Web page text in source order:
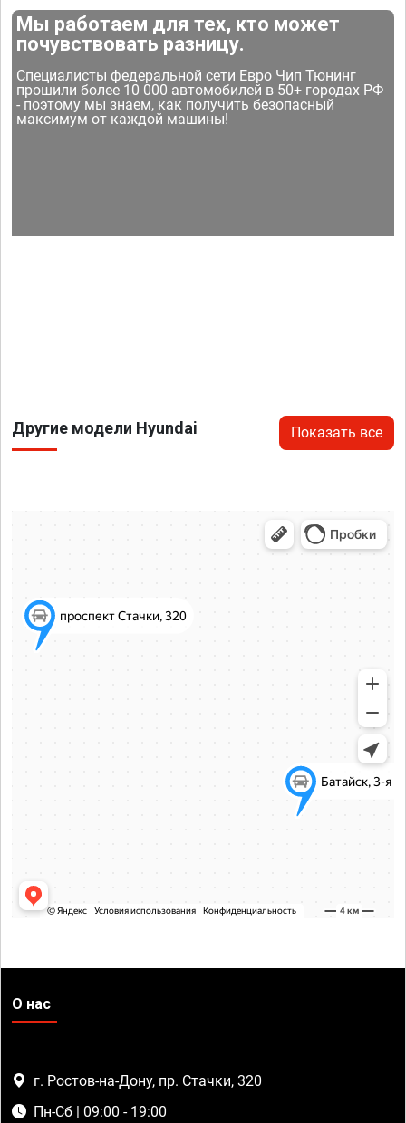
Мы работаем для тех, кто может
почувствовать разницу.
Специалисты федеральной сети Евро Чип Тюнинг
прошили более 10 000 автомобилей в 50+ городах РФ
- поэтому мы знаем, как получить безопасный
максимум от каждой машины!
Другие модели Hyundai Показать все
О нас
г. Ростов-на-Дону, пр. Стачки, 320
Пн-Сб | 09:00 - 19:00